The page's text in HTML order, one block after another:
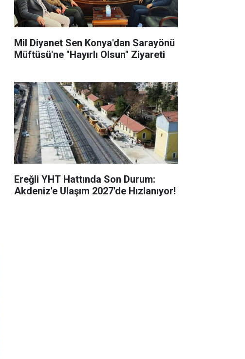
Mil Diyanet Sen Konya'dan Sarayönü
Müftüsü'ne "Hayırlı Olsun" Ziyareti
Ereğli YHT Hattında Son Durum:
Akdeniz'e Ulaşım 2027'de Hızlanıyor!